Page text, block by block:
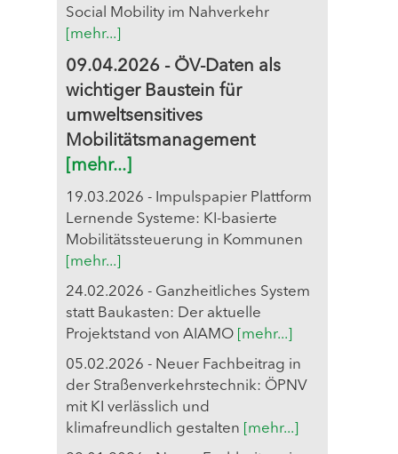
Social Mobility im Nahverkehr
[mehr...]
09.04.2026 - ÖV-Daten als
wichtiger Baustein für
umweltsensitives
Mobilitätsmanagement
[mehr...]
19.03.2026 - Impulspapier Plattform
Lernende Systeme: KI-basierte
Mobilitätssteuerung in Kommunen
[mehr...]
24.02.2026 - Ganzheitliches System
statt Baukasten: Der aktuelle
Projektstand von AIAMO [mehr...]
05.02.2026 - Neuer Fachbeitrag in
der Straßenverkehrstechnik: ÖPNV
mit KI verlässlich und
klimafreundlich gestalten
[mehr...]